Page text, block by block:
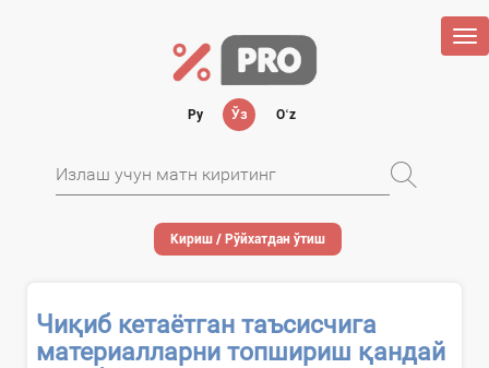
Ру Ўз Oʻz
Кириш / Рўйхатдан ўтиш
Чиқиб кетаётган таъсисчига
материалларни топшириш қандай